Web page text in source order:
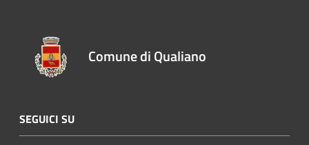
Comune di Qualiano
SEGUICI SU